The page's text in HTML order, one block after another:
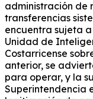
administración de
transferencias
encuentra sujeta
Unidad de
Costarricense
anterior, se
para operar, y la
Superintendencia